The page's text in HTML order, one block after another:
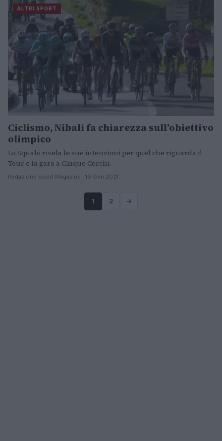
ALTRI SPORT
Ciclismo, Nibali fa chiarezza sull’obiettivo
olimpico
Lo Squalo rivela le sue intenzioni per quel che riguarda il
Tour e la gara a Cinque Cerchi.
Redazione Sport Magazine · 16 Gen 2021
1 2 →